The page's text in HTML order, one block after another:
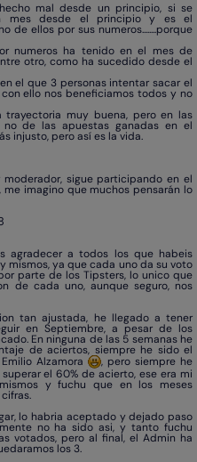
mal desde un principio, si se
mes desde el principio y es el
de ellos por sus numeros........porque
numeros ha tenido en el mes de
otro, como ha sucedido desde el
el que 3 personas intentar sacar el
ello nos beneficiamos todos y no
muy buena, pero en las
de las apuestas ganadas en el
injusto, pero así es la vida.
moderador, sigue participando en el
imagino que muchos pensarán lo
agradecer a todos los que habeis
mismos, ya que cada uno da su voto
parte de los Tipsters, lo unico que
de cada uno, aunque seguro, nos
tan ajustada, he llegado a tener
en Septiembre, a pesar de los
En ninguna de las 5 semanas he
de aciertos, siempre he sido el
Alzamora
, pero siempre he
el 60% de acierto, ese era mi
y fuchu que en los meses
lo habria aceptado y dejado paso
no ha sido asi, y tanto fuchu
votados, pero al final, el Admin ha
los 3.